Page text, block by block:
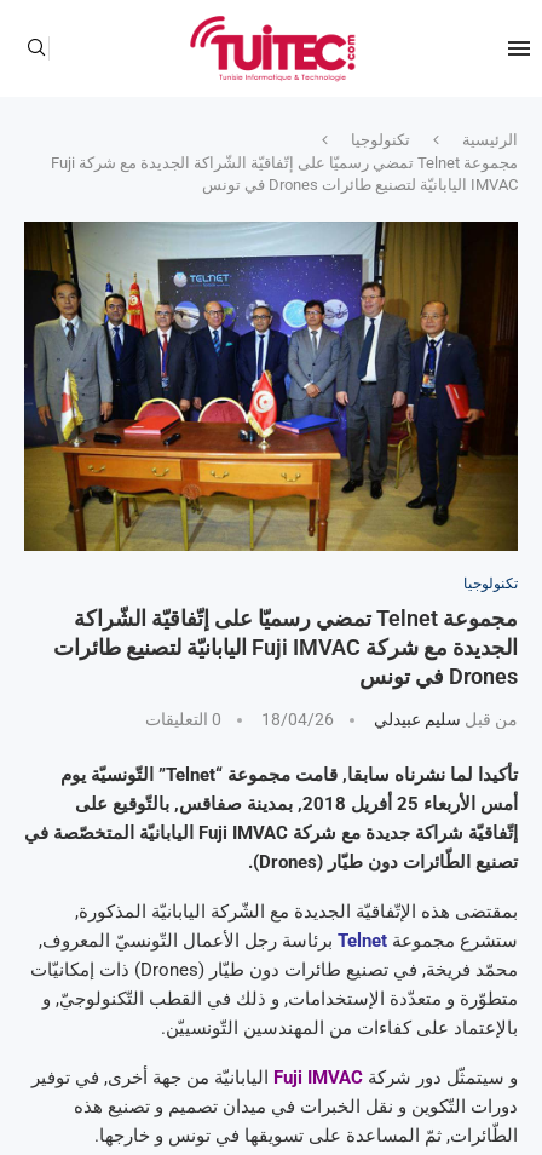
الرئيسية
تكنولوجيا
مجموعة Telnet تمضي رسميّا على إتّفاقيّة الشّراكة الجديدة مع شركة Fuji
IMVAC اليابانيّة لتصنيع طائرات Drones في تونس
تكنولوجيا
مجموعة Telnet تمضي رسميّا على إتّفاقيّة الشّراكة
الجديدة مع شركة Fuji IMVAC اليابانيّة لتصنيع طائرات
Drones في تونس
من قبل سليم عبيدلي 18/04/26 0 التعليقات
تأكيدا لما نشرناه سابقا, قامت مجموعة “Telnet” التّونسيّة يوم
أمس الأربعاء 25 أفريل 2018, بمدينة صفاقس, بالتّوقيع على
إتّفاقيّة شراكة جديدة مع شركة Fuji IMVAC اليابانيّة المتخصّصة في
تصنيع الطّائرات دون طيّار (Drones).
بمقتضى هذه الإتّفاقيّة الجديدة مع الشّركة اليابانيّة المذكورة,
ستشرع مجموعة Telnet برئاسة رجل الأعمال التّونسيّ المعروف,
محمّد فريخة, في تصنيع طائرات دون طيّار (Drones) ذات إمكانيّات
متطوّرة و متعدّدة الإستخدامات, و ذلك في القطب التّكنولوجيّ, و
بالإعتماد على كفاءات من المهندسين التّونسييّن.
و سيتمثّل دور شركة
اليابانيّة من جهة أخرى, في توفير
دورات التّكوين و نقل الخبرات في ميدان تصميم و تصنيع هذه
الطّائرات, ثمّ المساعدة على تسويقها في تونس و خارجها.